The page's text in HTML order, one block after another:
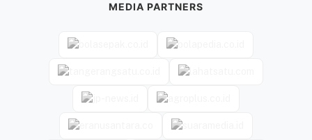
MEDIA PARTNERS